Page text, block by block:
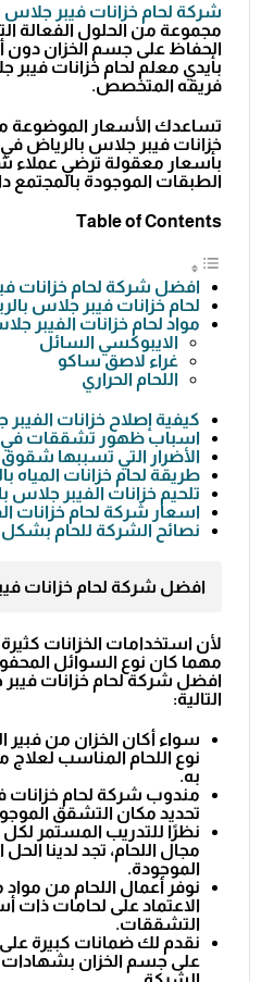
شركة لحام خزانات فيبر جلاس
مجموعة من الحلول الفعالة
الحفاظ على جسم الخزان
بأيدي معلم لحام خزانات
فريقه المتخصص.
تساعدك الأسعار الموضوعة
خزانات فيبر جلاس بالرياض في
بأسعار معقولة ترضي عملاء
الطبقات الموجودة
Table of Contents
افضل شركة لحام خزانات
لحام خزانات فيبر جلاس
مواد لحام خزانات الفيبر
الايبوكسي السائل
غراء لاصق ساكو
اللحام الحراري
كيفية إصلاح خزانات
اسباب ظهور تشققات في
الأضرار التي تسببها
طريقة لحام خزانات المياه
تلحيم خزانات الفيبر جلاس
اسعار شركة لحام خزانات
نصائح الشركة للحام
افضل شركة لحام خزانات
لأن استخدامات الخزانات
مهما كان نوع السوائل
افضل شركة لحام خزانات
التالية:
سواء أكان الخزان من فبير
نوع اللحام المناسب
به.
مندوب شركة لحام خزانات
تحديد مكان التشقق
نظرًا للتدريب المستمر
مجال اللحام، تجد لدينا
الموجودة.
نوفر أعمال اللحام من
الاعتماد على لحامات
التشققات.
نقدم لك ضمانات كبيرة
على جسم الخزان